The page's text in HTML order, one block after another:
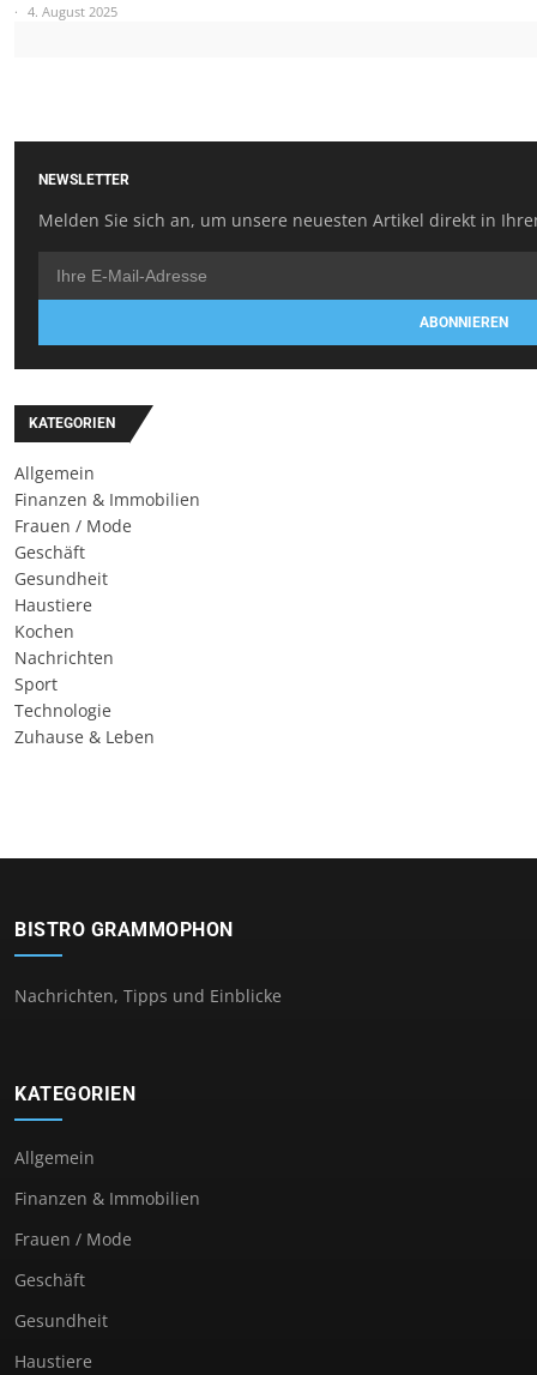
4. August 2025
NEWSLETTER
Melden Sie sich an, um unsere neuesten Artikel direkt in
ABONNIEREN
KATEGORIEN
Allgemein
Finanzen & Immobilien
Frauen / Mode
Geschäft
Gesundheit
Haustiere
Kochen
Nachrichten
Sport
Technologie
Zuhause & Leben
BISTRO GRAMMOPHON
Nachrichten, Tipps und Einblicke
KATEGORIEN
Allgemein
Finanzen & Immobilien
Frauen / Mode
Geschäft
Gesundheit
Haustiere